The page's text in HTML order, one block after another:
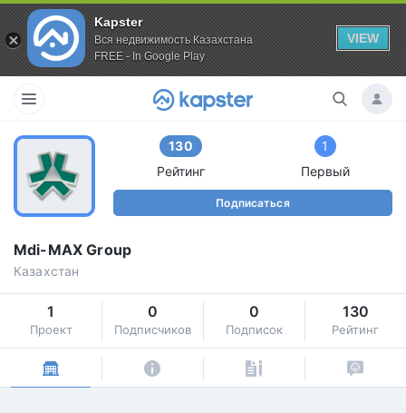
Kapster
Вся недвижимость Казахстана
FREE - In Google Play
VIEW
130
Рейтинг
1
Первый
Подписаться
Mdi-MAX Group
Казахстан
1
Проект
0
Подписчиков
0
Подписок
130
Рейтинг